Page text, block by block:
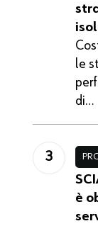
le
di…
è